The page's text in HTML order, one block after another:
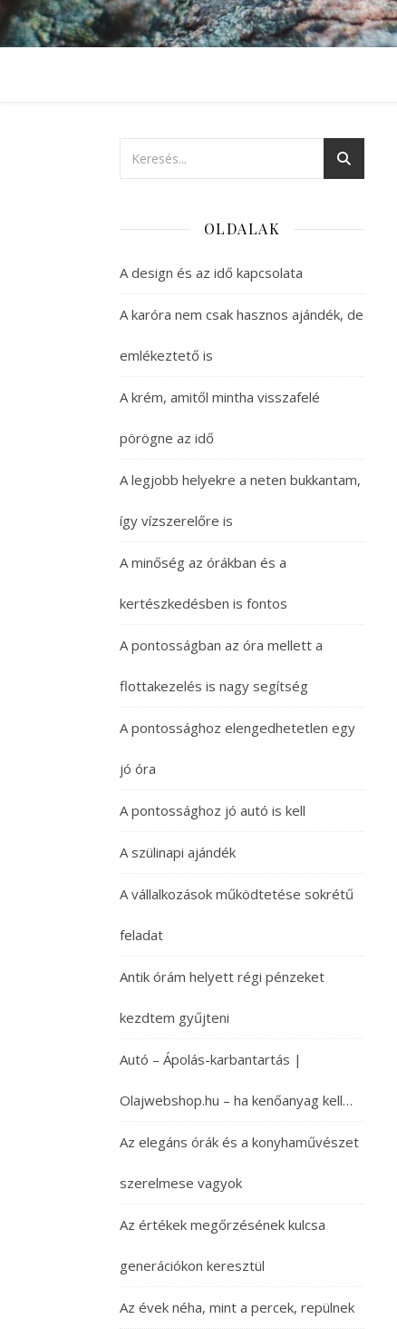
OLDALAK
A design és az idő kapcsolata
A karóra nem csak hasznos ajándék, de
emlékeztető is
A krém, amitől mintha visszafelé
pörögne az idő
A legjobb helyekre a neten bukkantam,
így vízszerelőre is
A minőség az órákban és a
kertészkedésben is fontos
A pontosságban az óra mellett a
flottakezelés is nagy segítség
A pontossághoz elengedhetetlen egy
jó óra
A pontossághoz jó autó is kell
A szülinapi ajándék
A vállalkozások működtetése sokrétű
feladat
Antik órám helyett régi pénzeket
kezdtem gyűjteni
Autó – Ápolás-karbantartás |
Olajwebshop.hu – ha kenőanyag kell…
Az elegáns órák és a konyhaművészet
szerelmese vagyok
Az értékek megőrzésének kulcsa
generációkon keresztül
Az évek néha, mint a percek, repülnek